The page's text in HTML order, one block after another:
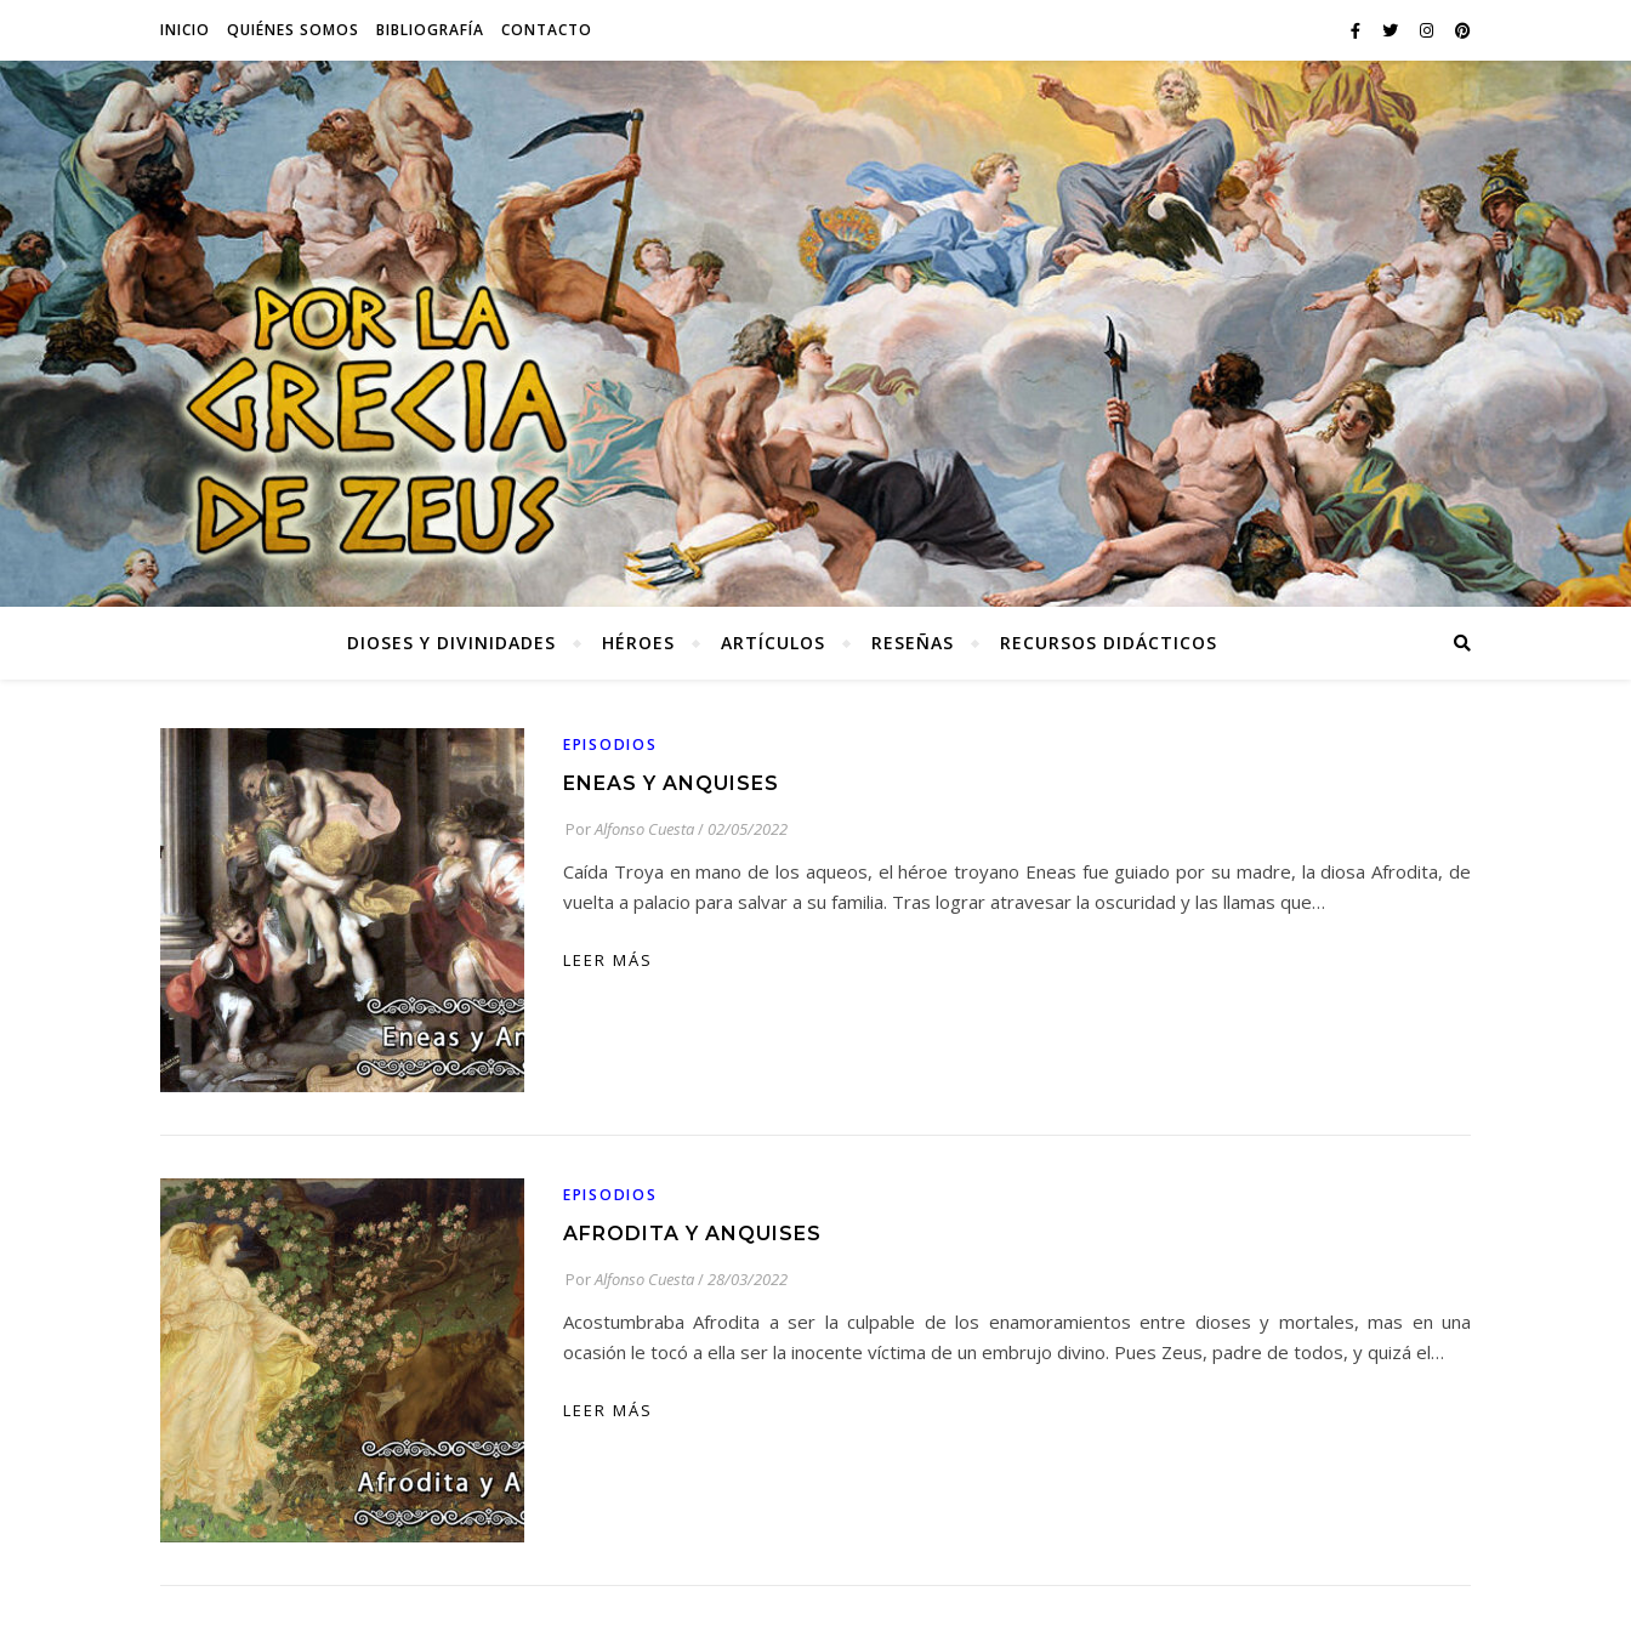
INICIO QUIÉNES SOMOS BIBLIOGRAFÍA CONTACTO
DIOSES Y DIVINIDADES HÉROES ARTÍCULOS RESEÑAS RECURSOS DIDÁCTICOS
EPISODIOS
ENEAS Y ANQUISES
PorAlfonso Cuesta/ 02/05/2022
Caída Troya en mano de los aqueos, el héroe troyano Eneas fue guiado por su madre, la diosa Afrodita, de
vuelta a palacio para salvar a su familia. Tras lograr atravesar la oscuridad y las llamas que…
LEER MÁS
EPISODIOS
AFRODITA Y ANQUISES
PorAlfonso Cuesta/28/03/2022
Acostumbraba Afrodita a ser la culpable de los enamoramientos entre dioses y mortales, mas en una
ocasión le tocó a ella ser la inocente víctima de un embrujo divino. Pues Zeus, padre de todos, y quizá el…
LEER MÁS